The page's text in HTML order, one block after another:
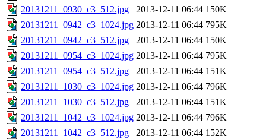
20131211_0930_c3_512.jpg
2013-12-11 06:44 150K
20131211_0942_c3_1024.jpg 2013-12-11 06:44 795K
20131211_0942_c3_512.jpg
2013-12-11 06:44 150K
20131211_0954_c3_1024.jpg 2013-12-11 06:44 795K
20131211_0954_c3_512.jpg
2013-12-11 06:44 151K
20131211_1030_c3_1024.jpg 2013-12-11 06:44 796K
20131211_1030_c3_512.jpg
2013-12-11 06:44 151K
20131211_1042_c3_1024.jpg 2013-12-11 06:44 796K
20131211_1042_c3_512.jpg
2013-12-11 06:44 152K